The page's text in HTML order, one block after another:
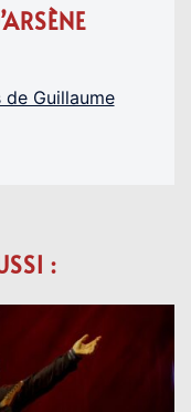
Guillaume
: